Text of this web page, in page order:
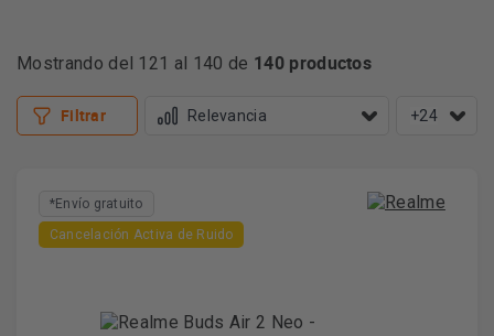
cada juego, llevando tu experiencia a otro nivel.
Mostrando del 121 al 140 de 140 productos
Filtrar +24
*Envío gratuito
Cancelación Activa de Ruido